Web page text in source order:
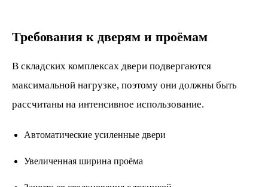
Требования к дверям и проёмам
В складских комплексах двери подвергаются
максимальной нагрузке, поэтому они должны быть
рассчитаны на интенсивное использование.
Автоматические усиленные двери
Увеличенная ширина проёма